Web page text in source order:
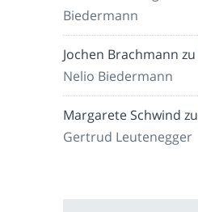
Biedermann
Jochen Brachmann zu
Nelio Biedermann
Margarete Schwind zu
Gertrud Leutenegger